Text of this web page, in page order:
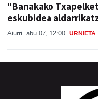
"Banakako
eskubidea
Aiurri abu 07, 12:00 URNIETA